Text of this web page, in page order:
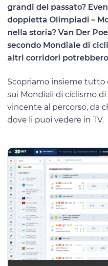
grandi del passato?
doppietta Olimpiadi –
nella storia? Van Der
secondo Mondiale di
altri corridori
Scopriamo insieme tutto
sui Mondiali di ciclismo
vincente al percorso, da
dove li puoi vedere in TV.